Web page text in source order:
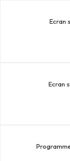
Ecran
Ecran